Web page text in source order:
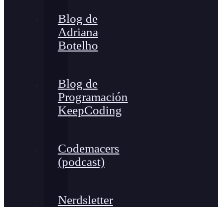
Blog de
Adriana
Botelho
Blog de
Programación
KeepCoding
Codemacers
(podcast)
Nerdsletter